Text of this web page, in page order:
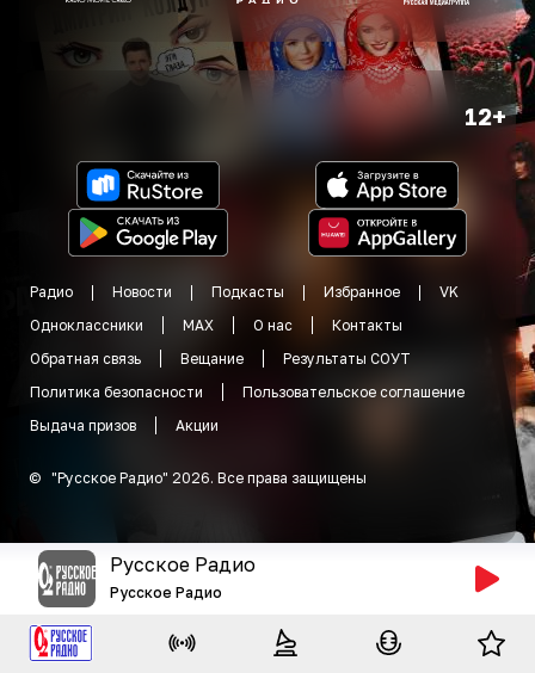
12+
Радио Новости Подкасты Избранное
VK
Одноклассники
MAX О нас
Контакты
Обратная связь
Вещание
Результаты СОУТ
Политика безопасности
Пользовательское соглашение
Выдача призов
Акции
© "Русское Радио" 2026. Все права защищены
Русское Радио
Русское Радио